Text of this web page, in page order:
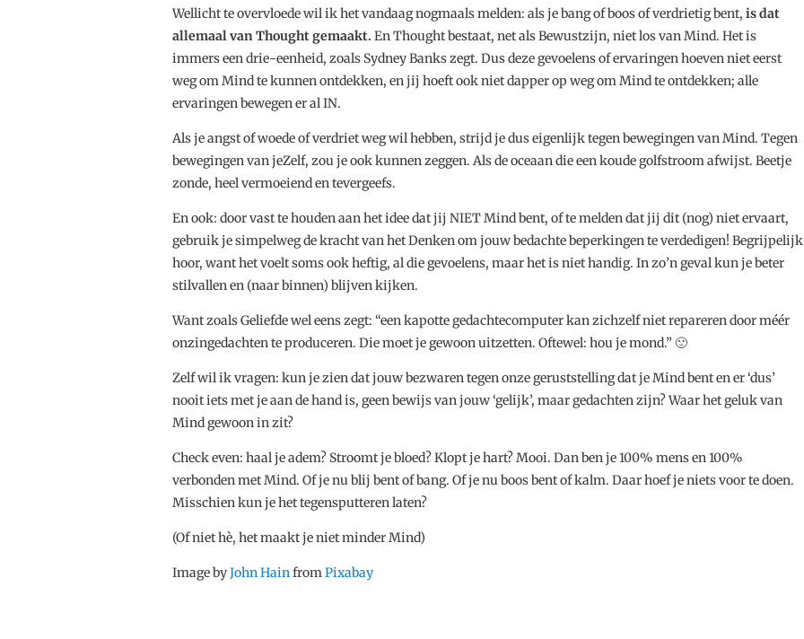
Wellicht te overvloede wil ik het vandaag nogmaals melden: als je bang of boos of verdrietig bent, is dat
allemaal van Thought gemaakt. En Thought bestaat, net als Bewustzijn, niet los van Mind. Het is
immers een drie-eenheid, zoals Sydney Banks zegt. Dus deze gevoelens of ervaringen hoeven niet eerst
weg om Mind te kunnen ontdekken, en jij hoeft ook niet dapper op weg om Mind te ontdekken; alle
ervaringen bewegen er al IN.
Als je angst of woede of verdriet weg wil hebben, strijd je dus eigenlijk tegen bewegingen van Mind. Tegen
bewegingen van jeZelf, zou je ook kunnen zeggen. Als de oceaan die een koude golfstroom afwijst. Beetje
zonde, heel vermoeiend en tevergeefs.
En ook: door vast te houden aan het idee dat jij NIET Mind bent, of te melden dat jij dit (nog) niet ervaart,
gebruik je simpelweg de kracht van het Denken om jouw bedachte beperkingen te verdedigen! Begrijpelijk
hoor, want het voelt soms ook heftig, al die gevoelens, maar het is niet handig. In zo’n geval kun je beter
stilvallen en (naar binnen) blijven kijken.
Want zoals Geliefde wel eens zegt: “een kapotte gedachtecomputer kan zichzelf niet repareren door méér
onzingedachten te produceren. Die moet je gewoon uitzetten. Oftewel: hou je mond.” 🙂
Zelf wil ik vragen: kun je zien dat jouw bezwaren tegen onze geruststelling dat je Mind bent en er ‘dus’
nooit iets met je aan de hand is, geen bewijs van jouw ‘gelijk’, maar gedachten zijn? Waar het geluk van
Mind gewoon in zit?
Check even: haal je adem? Stroomt je bloed? Klopt je hart? Mooi. Dan ben je 100% mens en 100%
verbonden met Mind. Of je nu blij bent of bang. Of je nu boos bent of kalm. Daar hoef je niets voor te doen.
Misschien kun je het tegensputteren laten?
(Of niet hè, het maakt je niet minder Mind)
Image byJohn Hain from Pixabay